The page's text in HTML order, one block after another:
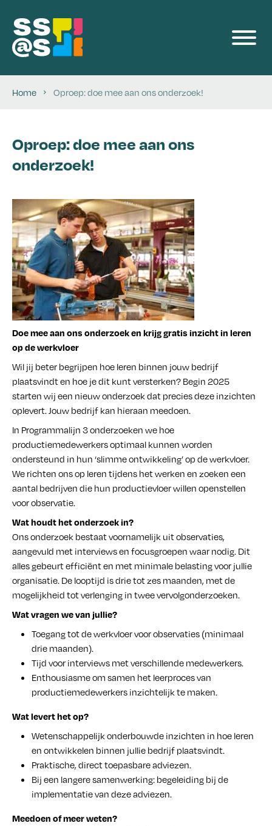
Programmalijnen
Producten
Events
Team
Blog
Contact
Home Oproep: doe mee aan ons onderzoek!
Oproep: doe mee aan ons
onderzoek!
Doe mee aan ons onderzoek en krijg gratis inzicht in leren
op de werkvloer
Wil jij beter begrijpen hoe leren binnen jouw bedrijf
plaatsvindt en hoe je dit kunt versterken? Begin 2025
starten wij een nieuw onderzoek dat precies deze inzichten
oplevert. Jouw bedrijf kan hieraan meedoen.
In Programmalijn 3 onderzoeken we hoe
productiemedewerkers optimaal kunnen worden
ondersteund in hun ‘slimme ontwikkeling’ op de werkvloer.
We richten ons op leren tijdens het werken en zoeken een
aantal bedrijven die hun productievloer willen openstellen
voor observatie.
Wat houdt het onderzoek in?
Ons onderzoek bestaat voornamelijk uit observaties,
aangevuld met interviews en focusgroepen waar nodig. Dit
alles gebeurt efficiënt en met minimale belasting voor jullie
organisatie. De looptijd is drie tot zes maanden, met de
mogelijkheid tot verlenging in twee vervolgonderzoeken.
Wat vragen we van jullie?
Toegang tot de werkvloer voor observaties (minimaal
drie maanden).
Tijd voor interviews met verschillende medewerkers.
Enthousiasme om samen het leerproces van
productiemedewerkers inzichtelijk te maken.
Wat levert het op?
Wetenschappelijk onderbouwde inzichten in hoe leren
en ontwikkelen binnen jullie bedrijf plaatsvindt.
Praktische, direct toepasbare adviezen.
Bij een langere samenwerking: begeleiding bij de
implementatie van deze adviezen.
Meedoen of meer weten?